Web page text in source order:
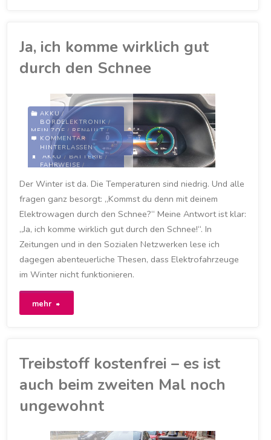
häufiger?"
Ja, ich komme wirklich gut
durch den Schnee
AKKU /
BORDELEKTRONIK /
MEIN ZOE / RENAULT /
VERKEHRSMITTEL / ZOE
AKKU / BATTERIE/
FAHRWEISE /
LEISTUNG/REICHWEITE
ZOE /WETTER/WINTER
12. FEBRUAR 2021
KOMMENTAR
HINTERLASSEN
Der Winter ist da. Die Temperaturen sind niedrig. Und alle
fragen ganz besorgt: „Kommst du denn mit deinem
Elektrowagen durch den Schnee?“ Meine Antwort ist klar:
„Ja, ich komme wirklich gut durch den Schnee!“. In
Zeitungen und in den Sozialen Netzwerken lese ich
dagegen abenteuerliche Thesen, dass Elektrofahrzeuge
im Winter nicht funktionieren.
mehr
Treibstoff kostenfrei – es ist
auch beim zweiten Mal noch
ungewohnt